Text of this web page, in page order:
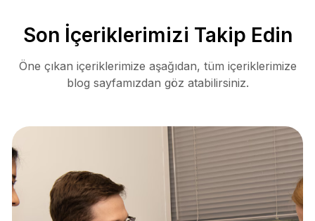
Son İçeriklerimizi Takip Edin
Öne çıkan içeriklerimize aşağıdan, tüm içeriklerimize
blog sayfamızdan göz atabilirsiniz.